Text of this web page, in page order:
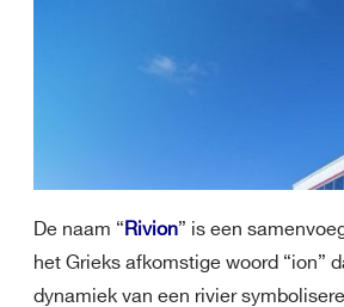
De naam “ Rivion” is een
het Grieks afkomstige woord “ion”
dynamiek van een rivier